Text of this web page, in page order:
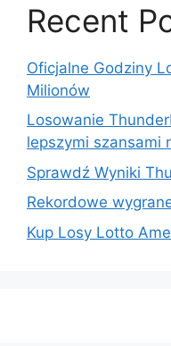
Recent
Oficjalne Godziny
Milionów
Losowanie
lepszymi szansami
Sprawdź Wyniki
Rekordowe
Kup Losy Lotto